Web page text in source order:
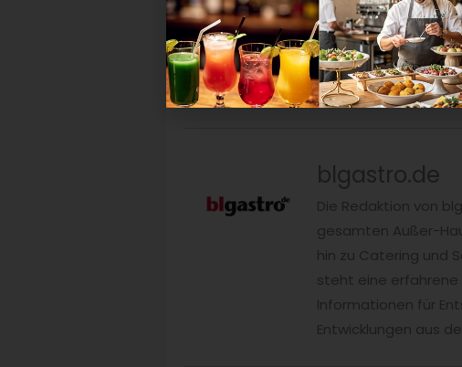
blgastro.de
Die Redaktion von
gesamten Außer-
hin zu Catering und
steht eine erfahrene
Informationen für
Entwicklungen aus